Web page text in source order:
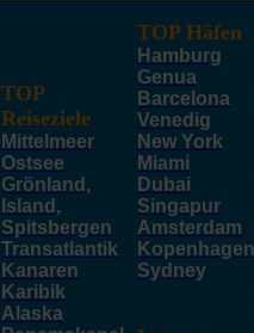
TOP
Reiseziele
Mittelmeer
Ostsee
Grönland,
Island,
Spitsbergen
Transatlantik
Kanaren
Karibik
Alaska
TOP Häfen
Hamburg
Genua
Barcelona
Venedig
New York
Miami
Dubai
Singapur
Amsterdam
Kopenhagen
Sydney